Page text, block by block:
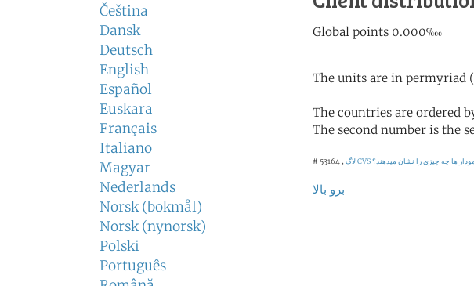
Čeština
Dansk
Deutsch
English
Español
Euskara
Français
Italiano
Magyar
Nederlands
Norsk (bokmål)
Norsk (nynorsk)
Polski
Português
The units are in permyriad
The countries are ordered
The second number is the
# 53164 , لاگ CVSها چه چیزی را نشان میدهند؟
برو بالا